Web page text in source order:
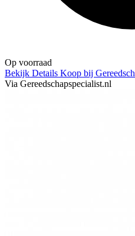
Op voorraad
Bekijk Details Koop bij
Via Gereedschapspecialist.nl